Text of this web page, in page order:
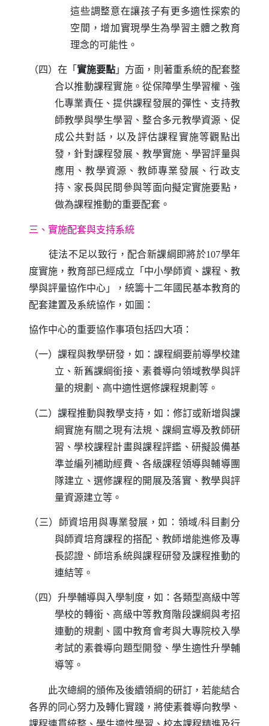
這些調整意在讓孩子有更多適性探索的
空間，增加實現學生為學習主體之教育
理念的可能性。
（四）在「 實施要點 」方面，則著重系統的配套整
合以推動課程實施。從保障學生學習權、強
化專業責任、提供課程發展的彈性、支持教
師教學與學生學習、整合多元教學資源、促
成公共對話，以及評估課程實施等觀點出
發，針對課程發展、教學實施、學習評量與
應用、教學資源、教師專業發展、行政支
持、家長與民間參與等面向擬定實施要點，
做為課程推動的重要配套。
三、實施配套與支持系統
徒法不足以致行，配合新課綱即將於107學年
度實施，教育部已經成立「中小學師資、課程、教
學與評量協作中心」，統籌十二年國民基本教育的
配套建置及系統協作，如圖：
協作中心的重要協作事項包括四大項：
（一）課程與教學研發，如：課程綱要前導學校建
立、新舊課綱銜接、素養導向領域教學與評
量的規劃、高中適性選修課程規劃等。
（二）課程推動與教學支持，如：修訂或新增與課
綱實施有關之現有法規、課綱宣導及教師研
習、學校課程計畫與課程評鑑、研擬設備基
準並編列補助經費、各級課程領導與輔導團
隊建立、選修課程的開展及落實、教學與評
量資源建立等。
（三）師資培用與專業發展，如：領域/科目劃分
與師資培育課程的搭配、教師增能進修及專
長認證、師培系統與課程研發及課程推動的
連結等。
（四）升學輔導與入學制度，如：各類型高級中等
學校的轉銜、高級中等教育階段課綱與考招
連動的規劃、國中教育會考與大專院校入學
考試的素養導向題型開發、學生適性升學輔
導等。
此次總綱的頒佈及後續領綱的研訂，若能結合
各界的同心努力及轉化實踐，將使素養導向教學、
課程連貫統整、學生適性學習、校本課程精進及行